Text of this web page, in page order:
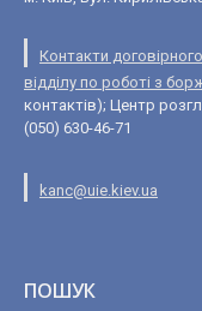
Контакти
відділу по роботі з
контактів); Центр
(050) 630-46-71
kanc@uie.kiev.ua
ПОШУК